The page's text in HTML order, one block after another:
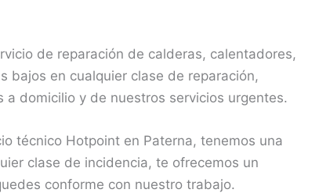
de reparación de calderas, calentadores,
bajos en cualquier clase de reparación,
domicilio y de nuestros servicios urgentes.
técnico Hotpoint en Paterna, tenemos una
clase de incidencia, te ofrecemos un
conforme con nuestro trabajo.